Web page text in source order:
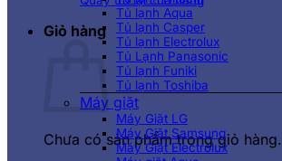
Giỏ hàng
Chưa có sản phẩm trong giỏ hàng.
Tủ lạnh Aqua
Tủ lạnh Casper
Tủ lạnh Electrolux
Tủ Lạnh Panasonic
Tủ lạnh Funiki
Tủ lạnh Toshiba
Máy giặt
Máy Giặt LG
Máy Giặt Samsung
Máy Giặt Electrolux